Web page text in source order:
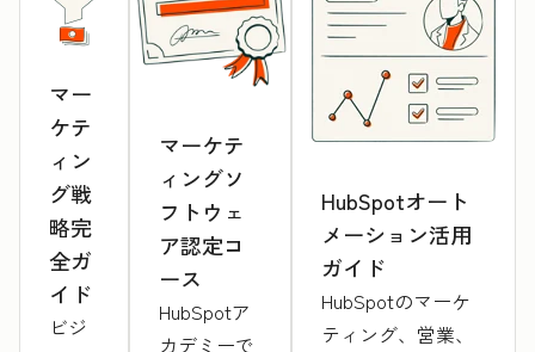
マー
ケテ
ィン
グ戦
略完
全ガ
イド
ビジ
マーケテ
ィングソ
フトウェ
ア認定コ
ース
HubSpotア
カデミーで
HubSpotオート
メーション活用
ガイド
HubSpotのマーケ
ティング、営業、